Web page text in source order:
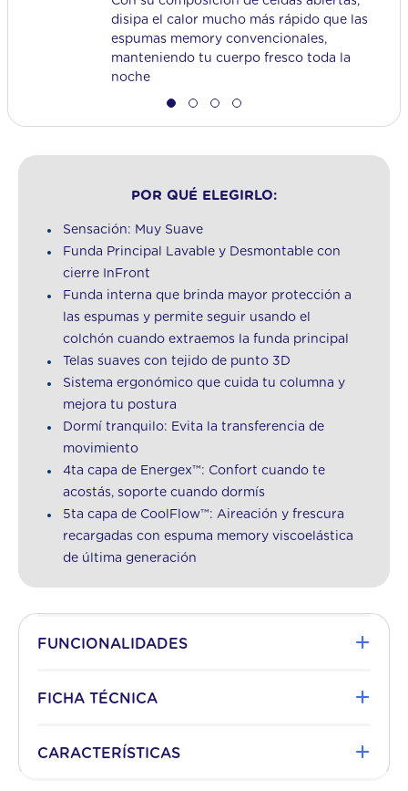
disipa el calor mucho más rápido que las
espumas memory convencionales,
manteniendo tu cuerpo fresco toda la
noche
POR QUÉ ELEGIRLO:
Sensación: Muy Suave
Funda Principal Lavable y Desmontable con
cierre InFront
Funda interna que brinda mayor protección a
las espumas y permite seguir usando el
colchón cuando extraemos la funda principal
Telas suaves con tejido de punto 3D
Sistema ergonómico que cuida tu columna y
mejora tu postura
Dormí tranquilo: Evita la transferencia de
movimiento
4ta capa de Energex™: Confort cuando te
acostás, soporte cuando dormís
5ta capa de CoolFlow™: Aireación y frescura
recargadas con espuma memory viscoelástica
de última generación
FUNCIONALIDADES +
celdas abiertas, la disipación de calor y
humedad ocurre mucho más rápido que en
FICHA TÉCNICA +
¿En Caja? No
CARACTERÍSTICAS +